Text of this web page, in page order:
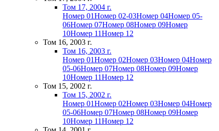
Том 17, 2004 г.
Номер 01Номер 02-03Номер 04Номер 05-
06Номер 07Номер 08Номер 09Номер
10Номер 11Номер 12
Том 16, 2003 г.
Том 16, 2003 г.
Номер 01Номер 02Номер 03Номер 04Номер
05-06Номер 07Номер 08Номер 09Номер
10Номер 11Номер 12
Том 15, 2002 г.
Том 15, 2002 г.
Номер 01Номер 02Номер 03Номер 04Номер
05-06Номер 07Номер 08Номер 09Номер
10Номер 11Номер 12